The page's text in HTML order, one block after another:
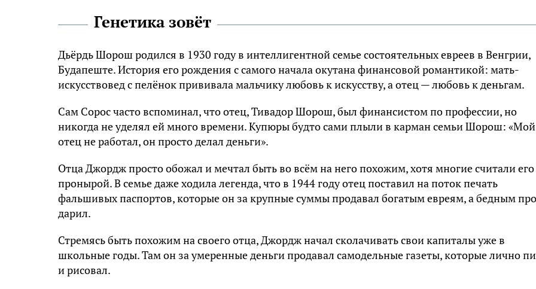
Генетика зовёт
Дьёрдь Шорош родился в 1930 году в интеллигентной семье состоятельных евреев в Венгрии,
Будапеште. История его рождения с самого начала окутана финансовой романтикой: мать-
искусствовед с пелёнок прививала мальчику любовь к искусству, а отец — любовь к деньгам.
Сам Сорос часто вспоминал, что отец, Тивадор Шорош, был финансистом по профессии, но
никогда не уделял ей много времени. Купюры будто сами плыли в карман семьи Шорош: «Мой
отец не работал, он просто делал деньги».
Отца Джордж просто обожал и мечтал быть во всём на него похожим, хотя многие считали его
пронырой. В семье даже ходила легенда, что в 1944 году отец поставил на поток печать
фальшивых паспортов, которые он за крупные суммы продавал богатым евреям, а бедным
дарил.
Стремясь быть похожим на своего отца, Джордж начал сколачивать свои капиталы уже в
школьные годы. Там он за умеренные деньги продавал самодельные газеты, которые лично
и рисовал.